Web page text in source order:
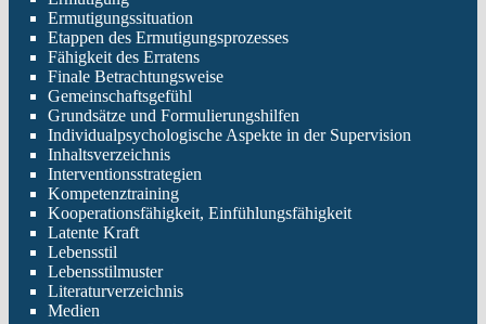
Ermutigungssituation
Etappen des Ermutigungsprozesses
Fähigkeit des Erratens
Finale Betrachtungsweise
Gemeinschaftsgefühl
Grundsätze und Formulierungshilfen
Individualpsychologische Aspekte in der Supervision
Inhaltsverzeichnis
Interventionsstrategien
Kompetenztraining
Kooperationsfähigkeit, Einfühlungsfähigkeit
Latente Kraft
Lebensstil
Lebensstilmuster
Literaturverzeichnis
Medien